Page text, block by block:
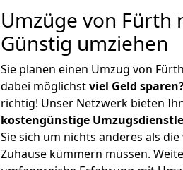
Umzüge von Fürth
Günstig umziehen
Sie planen einen Umzug von
dabei möglichstviel Geld
richtig! Unser Netzwerk bieten
kostengünstige
Sie sich um nichts anderes als
Zuhause kümmern müssen.